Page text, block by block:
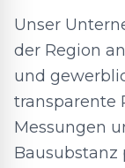
Unser
der Region
und
transparente
Messungen
Bausubstanz